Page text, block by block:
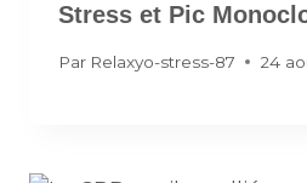
Stress et Pic
Par Relaxyo-stress-87 24